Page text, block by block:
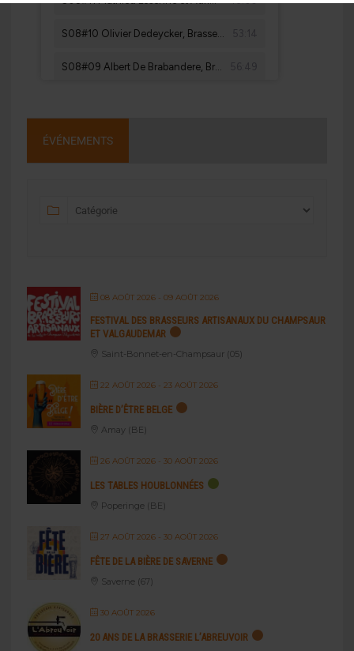
ÉVÉNEMENTS
08 AOÛT 2026- 09 AOÛT 2026
FESTIVAL DES BRASSEURS ARTISANAUX DU CHAMPSAUR
ET VALGAUDEMAR
Saint-Bonnet-en-Champsaur (05)
22 AOÛT 2026- 23 AOÛT 2026
BIÈRE D’ÊTRE BELGE
Amay (BE)
26 AOÛT 2026- 30 AOÛT 2026
LES TABLES HOUBLONNÉES
Poperinge (BE)
27 AOÛT 2026- 30 AOÛT 2026
FÊTE DE LA BIÈRE DE SAVERNE
Saverne (67)
30 AOÛT 2026
20 ANS DE LA BRASSERIE L’ABREUVOIR